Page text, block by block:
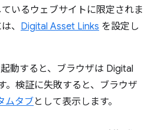
いるウェブサイトに限定されま
、 Digital Asset Links を設定し
動すると、ブラウザは Digital
。検証に失敗すると、ブラウザ
ムタブとして表示します。